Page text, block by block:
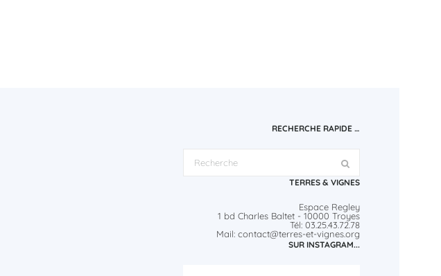
RECHERCHE RAPIDE …
TERRES & VIGNES
Espace Regley
1 bd Charles Baltet - 10000 Troyes
Tél: 03.25.43.72.78
Mail: contact@terres-et-vignes.org
SUR INSTAGRAM...